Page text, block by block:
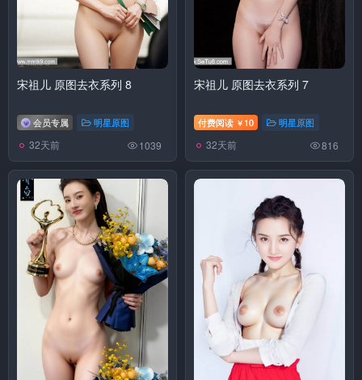
宋祖儿 原图去衣系列 8
会员专属 明星原图
32天前 1039
宋祖儿 原图去衣系列 7
付费阅读 ￥ 10 明星原图
32天前 816